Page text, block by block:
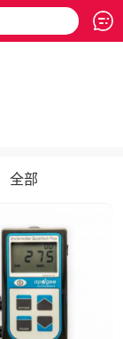
全部